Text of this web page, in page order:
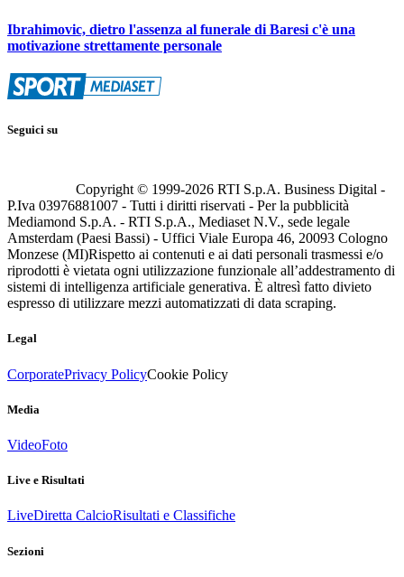
Ibrahimovic, dietro l'assenza al funerale di Baresi c'è una
motivazione strettamente personale
Seguici su
Copyright © 1999-2026 RTI S.p.A. Business Digital -
P.Iva 03976881007 - Tutti i diritti riservati - Per la pubblicità
Mediamond S.p.A. - RTI S.p.A., Mediaset N.V., sede legale
Amsterdam (Paesi Bassi) - Uffici Viale Europa 46, 20093 Cologno
Monzese (MI)Rispetto ai contenuti e ai dati personali trasmessi e/o
riprodotti è vietata ogni utilizzazione funzionale all’addestramento di
sistemi di intelligenza artificiale generativa. È altresì fatto divieto
espresso di utilizzare mezzi automatizzati di data scraping.
Legal
CorporatePrivacy PolicyCookie Policy
Media
VideoFoto
Live e Risultati
LiveDiretta CalcioRisultati e Classifiche
Sezioni